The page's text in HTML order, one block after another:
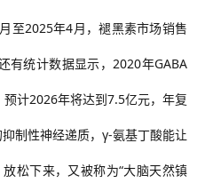
至2025年4月，褪黑素市场销售
有统计数据显示，2020年GABA
计2026年将达到7.5亿元，年复
制性神经递质，γ-氨基丁酸能让
松下来，又被称为“大脑天然镇